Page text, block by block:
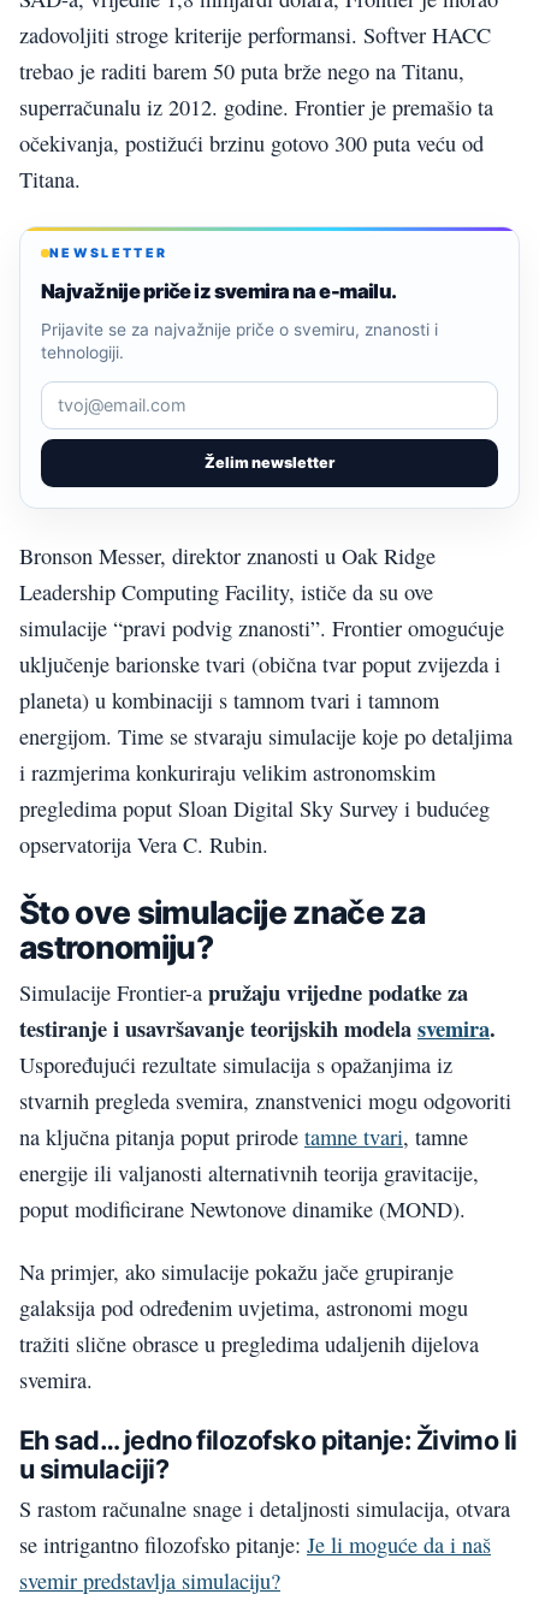
zadovoljiti stroge kriterije performansi. Softver HACC
trebao je raditi barem 50 puta brže nego na Titanu,
superračunalu iz 2012. godine. Frontier je premašio ta
očekivanja, postižući brzinu gotovo 300 puta veću od
Titana.
NEWSLETTER
Najvažnije priče iz svemira na e-mailu.
Želim newsletter
Prijavite se za najvažnije priče o svemiru, znanosti i
tehnologiji.
Bronson Messer, direktor znanosti u Oak Ridge
Leadership Computing Facility, ističe da su ove
simulacije “pravi podvig znanosti”. Frontier omogućuje
uključenje barionske tvari (obična tvar poput zvijezda i
planeta) u kombinaciji s tamnom tvari i tamnom
energijom. Time se stvaraju simulacije koje po detaljima
i razmjerima konkuriraju velikim astronomskim
pregledima poput Sloan Digital Sky Survey i budućeg
opservatorija Vera C. Rubin.
Što ove simulacije znače za
astronomiju?
Simulacije Frontier-a pružaju vrijedne podatke za
testiranje i usavršavanje teorijskih modelasvemira.
Uspoređujući rezultate simulacija s opažanjima iz
stvarnih pregleda svemira, znanstvenici mogu odgovoriti
na ključna pitanja poput prirode tamne tvari, tamne
energije ili valjanosti alternativnih teorija gravitacije,
poput modificirane Newtonove dinamike (MOND).
Na primjer, ako simulacije pokažu jače grupiranje
galaksija pod određenim uvjetima, astronomi mogu
tražiti slične obrasce u pregledima udaljenih dijelova
svemira.
Eh sad… jedno filozofsko pitanje: Živimo li
u simulaciji?
S rastom računalne snage i detaljnosti simulacija, otvara
se intrigantno filozofsko pitanje: Je li moguće da i naš
svemir predstavlja simulaciju?